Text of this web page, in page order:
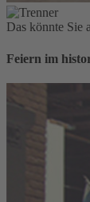
Das könnte Sie
Feiern im